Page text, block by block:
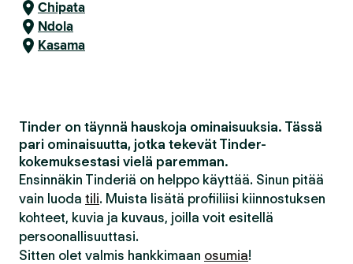
Chipata
Ndola
Kasama
Tinder on täynnä hauskoja ominaisuuksia. Tässä
pari ominaisuutta, jotka tekevät Tinder-
kokemuksestasi vielä paremman.
Ensinnäkin Tinderiä on helppo käyttää. Sinun pitää
vain luoda tili. Muista lisätä profiiliisi kiinnostuksen
kohteet, kuvia ja kuvaus, joilla voit esitellä
persoonallisuuttasi.
Sitten olet valmis hankkimaan osumia!